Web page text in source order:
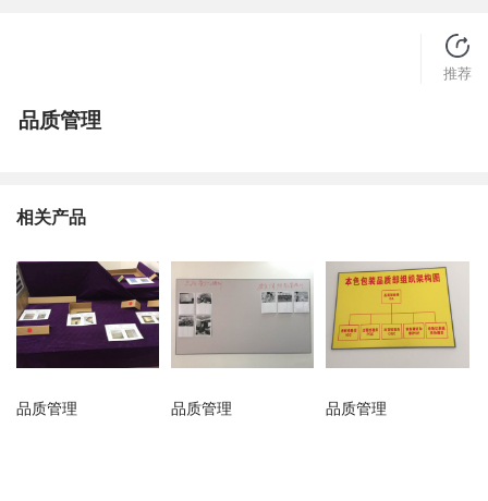
推荐
品质管理
相关产品
品质管理 品质管理 品质管理